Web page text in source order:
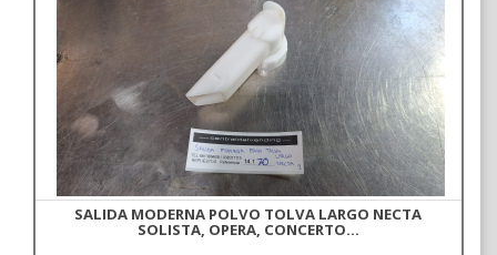
Añadir a la cesta
SALIDA MODERNA POLVO TOLVA LARGO NECTA
SOLISTA, OPERA, CONCERTO...